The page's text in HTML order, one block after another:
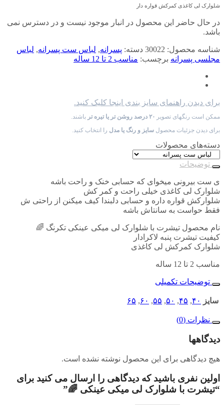
شلوارک لی کاغذی کمرکش قواره دار
در حال حاضر این محصول در انبار موجود نیست و در دسترس نمی
باشد.
شناسه محصول: 30022 دسته: پسرانه, لباس ست پسرانه, لباس
مجلسی پسرانه برچسب: مناسب 2 تا 12 ساله
برای دیدن راهنمای سایز بندی اینجا کلیک کنید.
ممکن است رنگهای تصویر ۲۰ درصد روشن تر یا تیره تر
باشند.
برای دیدن جزئیات محصول سایز و رنگ یا مدل را انتخاب کنید.
دسته‌های محصولات
توضیحات
ی ست بیرونی میخوای که حسابی خنک و راحت باشه
شلوارک لی کاغذی خیلی راحت و کمر کش
شلوارکش قواره داره و حسابی دلبندا کیف میکنن از راحتی ش
فقط حواست به سانتاش باشه
نام محصول تیشرت با شلوارک لی میکی عینکی تکرنگ 🌈
کیفیت تیشرت پنبه لاکرادار
شلوارک کمرکش لی کاغذی
مناسب 2 تا 12 ساله
توضیحات تکمیلی
سایز ۴۰, ۴۵, ۵۰, ۵۵, ۶۰, ۶۵
نظرات (0)
دیدگاهها
هیچ دیدگاهی برای این محصول نوشته نشده است.
اولین نفری باشید که دیدگاهی را ارسال می کنید برای
“تیشرت با شلوارک لی میکی عینکی 🌈”